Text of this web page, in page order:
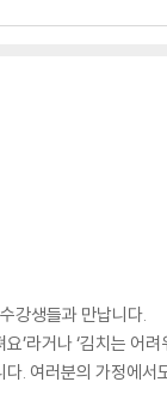
강생들과 만납니다.
’라거나 ‘김치는 어려
. 여러분의 가정에